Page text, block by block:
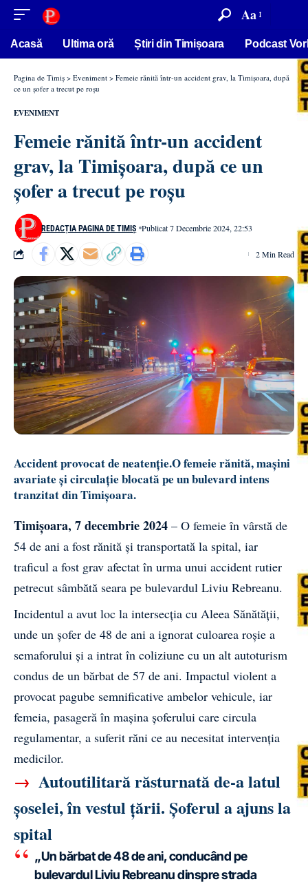
conținut Aa
Acasă Ultima oră Știri din Timișoara Podcast
Pagina de Timiș > Eveniment > Femeie rănită într-un accident grav, la Timișoara, după
ce un șofer a trecut pe roșu
EVENIMENT
Femeie rănită într-un accident
grav, la Timișoara, după ce un
șofer a trecut pe roșu
REDACȚIA PAGINA DE TIMIȘ Publicat 7 Decembrie 2024, 22:53
2 Min Read
Accident provocat de neatenție.O femeie rănită, mașini
avariate și circulație blocată pe un bulevard intens
tranzitat din Timișoara.
Timișoara, 7 decembrie 2024 – O femeie în vârstă de
54 de ani a fost rănită și transportată la spital, iar
traficul a fost grav afectat în urma unui accident rutier
petrecut sâmbătă seara pe bulevardul Liviu Rebreanu.
Incidentul a avut loc la intersecția cu Aleea Sănătății,
unde un șofer de 48 de ani a ignorat culoarea roșie a
semaforului și a intrat în coliziune cu un alt autoturism
condus de un bărbat de 57 de ani. Impactul violent a
provocat pagube semnificative ambelor vehicule, iar
femeia, pasageră în mașina șoferului care circula
regulamentar, a suferit răni ce au necesitat intervenția
medicilor.
→ Autoutilitară răsturnată de-a latul
șoselei, în vestul țării. Șoferul a ajuns la
spital
„Un bărbat de 48 de ani, conducând pe
bulevardul Liviu Rebreanu dinspre strada